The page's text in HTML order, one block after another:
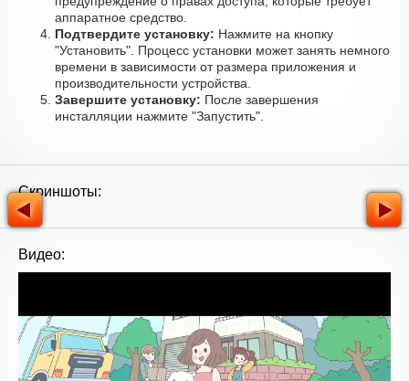
аппаратное средство.
Подтвердите установку: Нажмите на кнопку
"Установить". Процесс установки может занять немного
времени в зависимости от размера приложения и
производительности устройства.
Завершите установку: После завершения
инсталляции нажмите "Запустить".
Скриншоты:
Видео: